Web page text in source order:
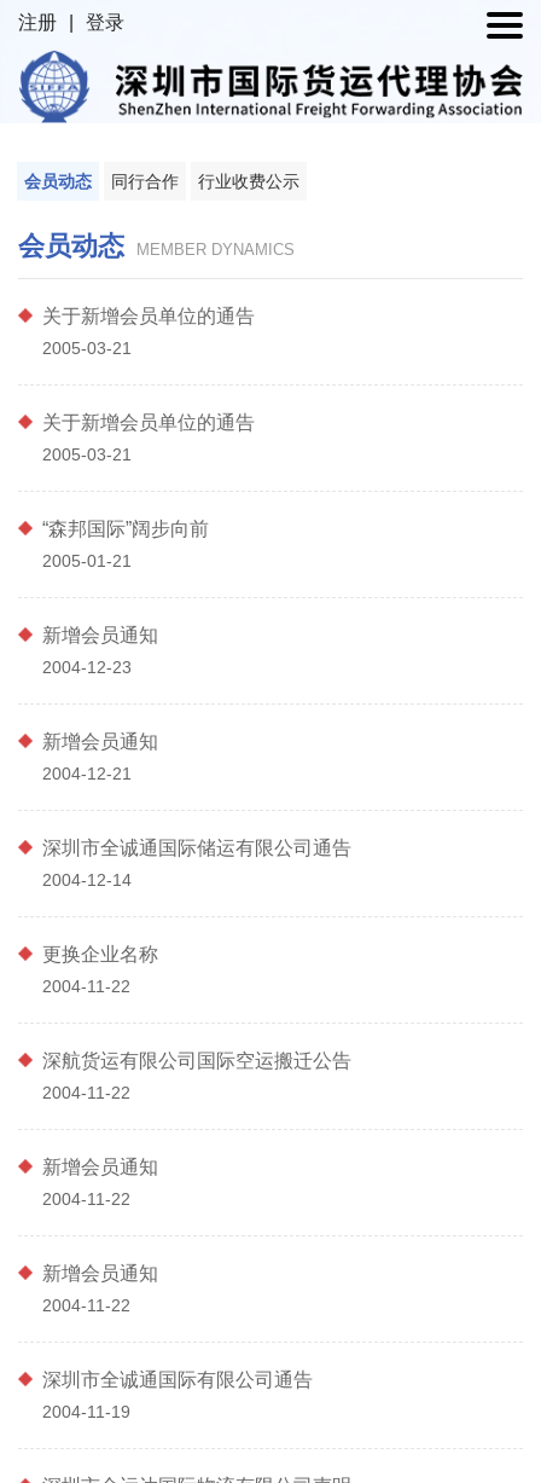
注册 登录
会员动态 同行合作 行业收费公示
会员动态 MEMBER DYNAMICS
关于新增会员单位的通告
2005-03-21
关于新增会员单位的通告
2005-03-21
“森邦国际”阔步向前
2005-01-21
新增会员通知
2004-12-23
新增会员通知
2004-12-21
深圳市全诚通国际储运有限公司通告
2004-12-14
更换企业名称
2004-11-22
深航货运有限公司国际空运搬迁公告
2004-11-22
新增会员通知
2004-11-22
新增会员通知
2004-11-22
深圳市全诚通国际有限公司通告
2004-11-19